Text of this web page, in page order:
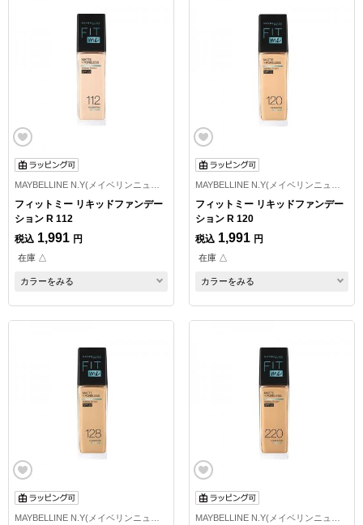
フィットミー リキッドファンデー
ション R 112
税込 1,991 円
在庫 △
カラーをみる
フィットミー リキッドファンデー
ション R 120
税込 1,991 円
在庫 △
カラーをみる